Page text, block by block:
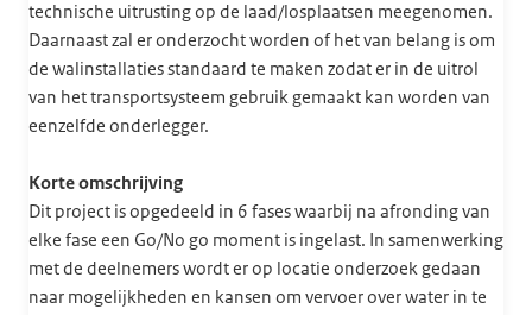
technische uitrusting op de laad/losplaatsen meegenomen.
Daarnaast zal er onderzocht worden of het van belang is om
de walinstallaties standaard te maken zodat er in de uitrol
van het transportsysteem gebruik gemaakt kan worden van
eenzelfde onderlegger.
Korte omschrijving
Dit project is opgedeeld in 6 fases waarbij na afronding van
elke fase een Go/No go moment is ingelast. In samenwerking
met de deelnemers wordt er op locatie onderzoek gedaan
naar mogelijkheden en kansen om vervoer over water in te